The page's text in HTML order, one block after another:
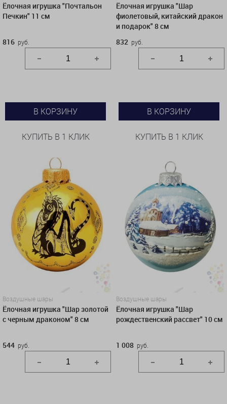
Ёлочная игрушка "Почтальон
Печкин" 11 см
816 руб.
В КОРЗИНУ
КУПИТЬ В 1 КЛИК
Ёлочная игрушка "Шар
фиолетовый, китайский дракон
и подарок" 8 см
832 руб.
В КОРЗИНУ
КУПИТЬ В 1 КЛИК
Воздушные шары
Ёлочная игрушка "Шар золотой
с черным драконом" 8 см
544 руб.
Воздушные шары
Ёлочная игрушка "Шар
рождественский рассвет" 10 см
1 008 руб.